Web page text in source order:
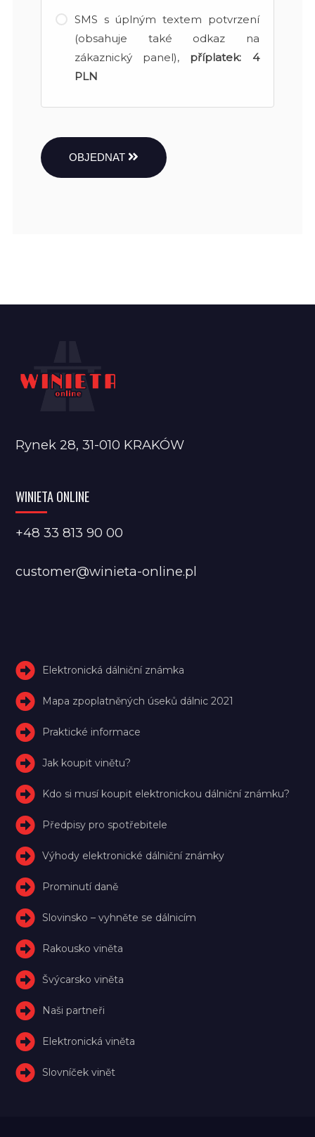
SMS s úplným textem potvrzení
(obsahuje také odkaz na
zákaznický panel), příplatek: 4
PLN
OBJEDNAT
Rynek 28, 31-010 KRAKÓW
WINIETA ONLINE
+48 33 813 90 00
customer@winieta-online.pl
Elektronická dálniční známka
Mapa zpoplatněných úseků dálnic 2021
Praktické informace
Jak koupit vinětu?
Kdo si musí koupit elektronickou dálniční známku?
Předpisy pro spotřebitele
Výhody elektronické dálniční známky
Prominutí daně
Slovinsko – vyhněte se dálnicím
Rakousko viněta
Švýcarsko viněta
Naši partneři
Elektronická viněta
Slovníček vinět